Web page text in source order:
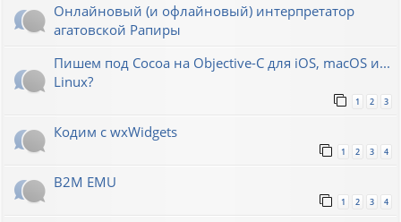
Онлайновый (и офлайновый) интерпретатор
агатовской Рапиры
Пишем под Cocoa на Objective-C для iOS, macOS и...
Linux?
1 2 3
Кодим с wxWidgets
1 2 3 4
B2M EMU
1 2 3 4